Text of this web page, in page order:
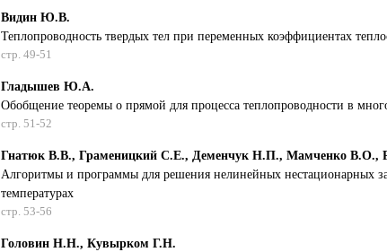
Видин Ю.В.
Теплопроводность твердых тел при переменных коэффициентах
стр. 49-51
Гладышев Ю.А.
Обобщение теоремы о прямой для процесса теплопроводности в
стр. 51-52
Гнатюк В.В., Граменицкий С.Е., Деменчук Н.П., Мамченко В.О.,
Алгоритмы и программы для решения нелинейных нестационарных
температурах
стр. 53-56
Головин Н.Н., Кувырком Г.Н.